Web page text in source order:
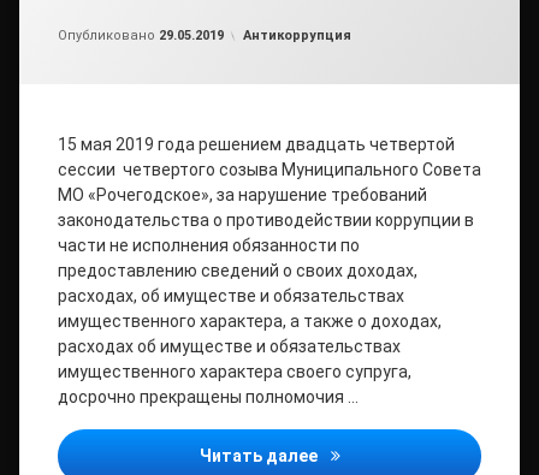
Опубликовано 29.05.2019 Рубрики:
Антикоррупция
15 мая 2019 года решением двадцать четвертой
сессии четвертого созыва Муниципального Совета
МО «Рочегодское», за нарушение требований
законодательства о противодействии коррупции в
части не исполнения обязанности по
предоставлению сведений о своих доходах,
расходах, об имуществе и обязательствах
имущественного характера, а также о доходах,
расходах об имуществе и обязательствах
имущественного характера своего супруга,
досрочно прекращены полномочия …
Читать далее О досрочном